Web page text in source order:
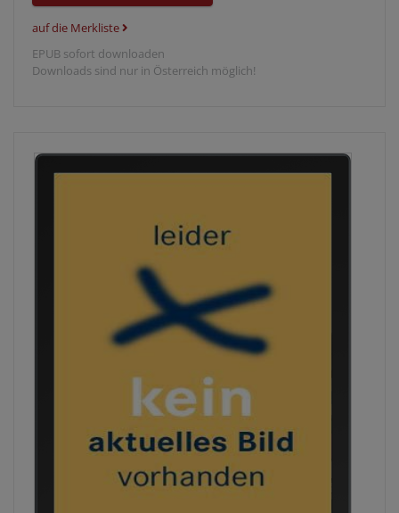
auf die Merkliste
EPUB sofort downloaden
Downloads sind nur in Österreich möglich!